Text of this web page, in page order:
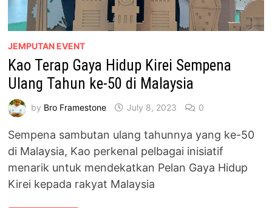
JEMPUTAN EVENT
Kao Terap Gaya Hidup Kirei Sempena
Ulang Tahun ke-50 di Malaysia
by Bro Framestone July 8, 2023 0
Sempena sambutan ulang tahunnya yang ke-50
di Malaysia, Kao perkenal pelbagai inisiatif
menarik untuk mendekatkan Pelan Gaya Hidup
Kirei kepada rakyat Malaysia